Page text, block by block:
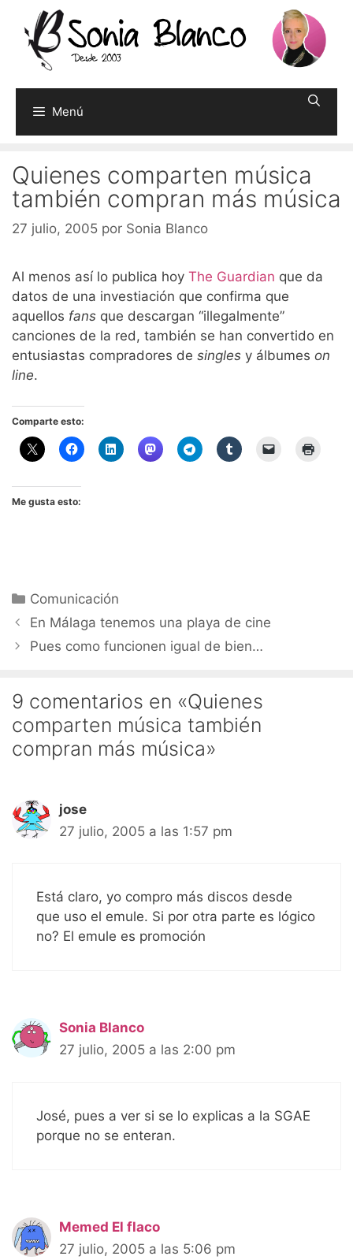
contenido
Menú
Quienes comparten música
también compran más música
27 julio, 2005 por Sonia Blanco
Al menos así lo publica hoy The Guardian que da
datos de una investiación que confirma que
aquellos fans que descargan “illegalmente”
canciones de la red, también se han convertido en
entusiastas compradores de singles y álbumes on
line.
Comparte esto:
Me gusta esto:
Categorías
Comunicación
En Málaga tenemos una playa de cine
Pues como funcionen igual de bien…
9 comentarios en «Quienes
comparten música también
compran más música»
jose
27 julio, 2005 a las 1:57 pm
Está claro, yo compro más discos desde
que uso el emule. Si por otra parte es lógico
no? El emule es promoción
Sonia Blanco
27 julio, 2005 a las 2:00 pm
José, pues a ver si se lo explicas a la SGAE
porque no se enteran.
Memed El flaco
27 julio, 2005 a las 5:06 pm